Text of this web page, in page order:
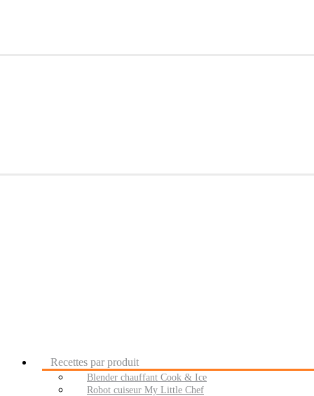
Recettes par produit
Blender chauffant Cook & Ice
Robot cuiseur My Little Chef